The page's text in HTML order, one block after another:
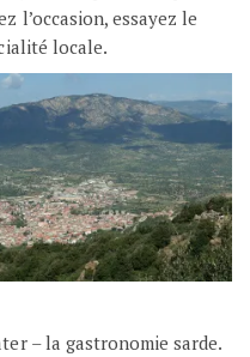
l’occasion, essayez le
locale.
– la gastronomie sarde.